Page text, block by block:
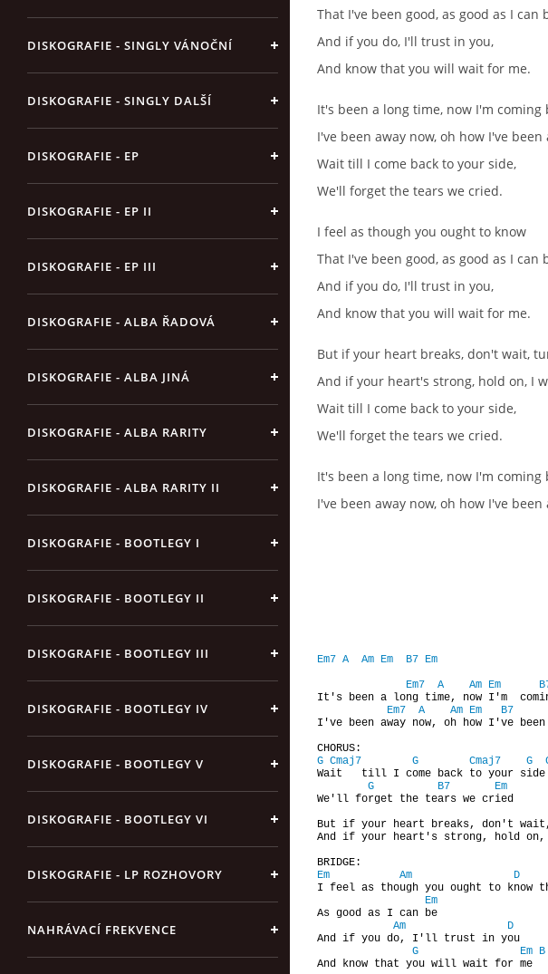
DISKOGRAFIE - SINGLY VÁNOČNÍ
DISKOGRAFIE - SINGLY DALŠÍ
DISKOGRAFIE - EP
DISKOGRAFIE - EP II
DISKOGRAFIE - EP III
DISKOGRAFIE - ALBA ŘADOVÁ
DISKOGRAFIE - ALBA JINÁ
DISKOGRAFIE - ALBA RARITY
DISKOGRAFIE - ALBA RARITY II
DISKOGRAFIE - BOOTLEGY I
DISKOGRAFIE - BOOTLEGY II
DISKOGRAFIE - BOOTLEGY III
DISKOGRAFIE - BOOTLEGY IV
DISKOGRAFIE - BOOTLEGY V
DISKOGRAFIE - BOOTLEGY VI
DISKOGRAFIE - LP ROZHOVORY
NAHRÁVACÍ FREKVENCE
That I've been good, as good as I can
And if you do, I'll trust in you,
And know that you will wait for me.
It's been a long time, now I'm coming
I've been away now, oh how I've been
Wait till I come back to your side,
We'll forget the tears we cried.
I feel as though you ought to know
That I've been good, as good as I can
And if you do, I'll trust in you,
And know that you will wait for me.
But if your heart breaks, don't wait,
And if your heart's strong, hold on, I
Wait till I come back to your side,
We'll forget the tears we cried.
It's been a long time, now I'm coming
I've been away now, oh how I've been
Em7 A Am Em B7 Em
Em7
A Am Em
It's been a long time, now I'm
Em7
A Am Em B7
I've been away now, oh how I've
G Cmaj7 G Cmaj7 G
Wait   till I come back to your side
G
B7
Em
We'll forget the tears we cried
But if your heart breaks, don't wait,
And if your heart's strong, hold on,
Em
Am D
I feel as though you ought to know
Em
As good as I can be
Am
D
And if you do, I'll trust in you
G
Em B
And know that you will wait for me